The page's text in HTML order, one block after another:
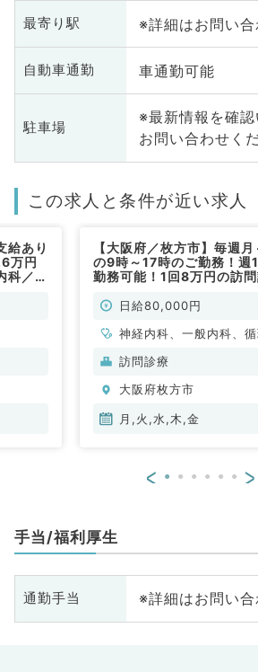
最寄り駅 ※詳細はお問い
自動車通勤 車通勤可能
駐車場
※最新情報を確
お問い合わせく
この求人と条件が近い求人
給あり
万円
科／非
【大阪府／枚方市】毎週月
の9時～17時のご勤務！週
勤務可能！1回8万円の訪
日給80,000円
神経内科、一般内科、
科、呼吸器内科、消化器
内科、血液内科、膠原病
訪問診療
大阪府枚方市
月,火,水,木,金
< >
手当/福利厚生
通勤手当 ※詳細はお問い